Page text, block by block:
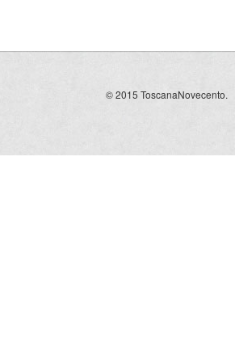
© 2015 ToscanaNovecento.